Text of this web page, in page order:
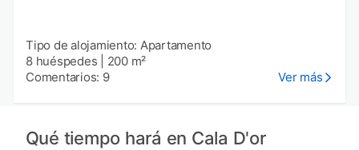
Tipo de alojamiento: Apartamento
8 huéspedes
200 m²
Comentarios: 9
Ver más
Qué tiempo hará en Cala D'or